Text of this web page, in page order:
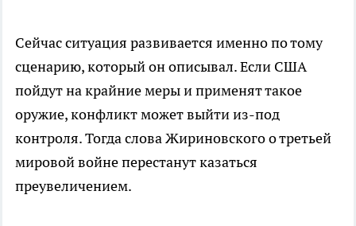
Сейчас ситуация развивается именно по тому
сценарию, который он описывал. Если США
пойдут на крайние меры и применят такое
оружие, конфликт может выйти из-под
контроля. Тогда слова Жириновского о третьей
мировой войне перестанут казаться
преувеличением.